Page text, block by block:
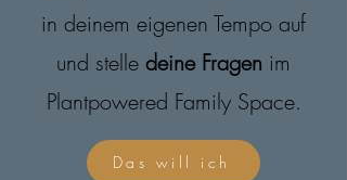
in deinem eigenen Tempo auf
und stelle deine Fragen im
Plantpowered Family Space.
Das will ich